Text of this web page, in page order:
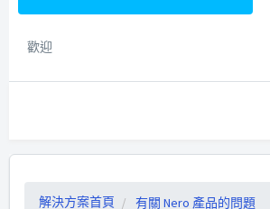
歡迎
解決方案首頁 有關 Nero 產品的問題